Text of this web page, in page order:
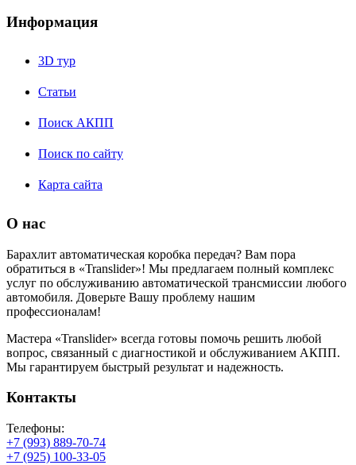
Информация
3D тур
Статьи
Поиск АКПП
Поиск по сайту
Карта сайта
О нас
Барахлит автоматическая коробка передач? Вам пора
обратиться в «Translider»! Мы предлагаем полный комплекс
услуг по обслуживанию автоматической трансмиссии любого
автомобиля. Доверьте Вашу проблему нашим
профессионалам!
Мастера «Translider» всегда готовы помочь решить любой
вопрос, связанный с диагностикой и обслуживанием АКПП.
Мы гарантируем быстрый результат и надежность.
Контакты
Телефоны:
+7 (993) 889-70-74
+7 (925) 100-33-05